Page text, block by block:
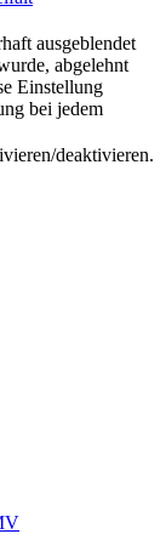
ausgeblendet
abgelehnt
Einstellung
bei jedem
deaktivieren.